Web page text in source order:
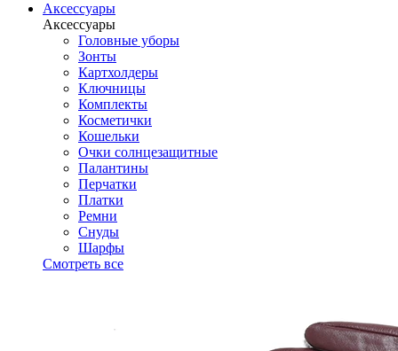
Аксессуары
Аксессуары
Головные уборы
Зонты
Картхолдеры
Ключницы
Комплекты
Косметички
Кошельки
Очки солнцезащитные
Палантины
Перчатки
Платки
Ремни
Снуды
Шарфы
Смотреть все